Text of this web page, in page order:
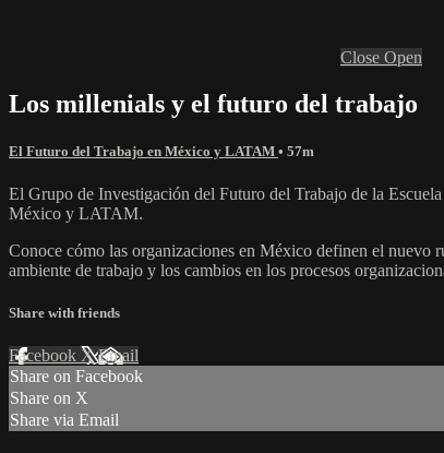
Close Open
Los millenials y el futuro del trabajo
El Futuro del Trabajo en México y LATAM • 57m
El Grupo de Investigación del Futuro del Trabajo de la
México y LATAM.
Conoce cómo las organizaciones en México definen el nuevo
ambiente de trabajo y los cambios en los procesos
Share with friends
Facebook XEmail
Share on Facebook
Share on X
Share via Email